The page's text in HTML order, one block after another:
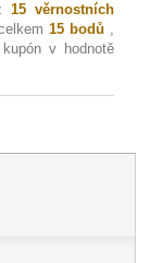
15 věrnostních
15bodů ,
v hodnotě